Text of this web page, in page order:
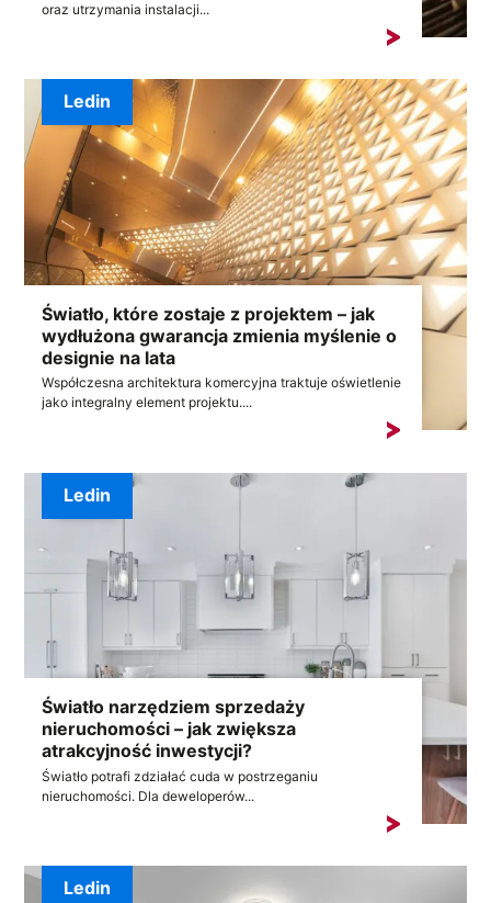
oraz utrzymania instalacji...
Światło, które zostaje z projektem – jak
wydłużona gwarancja zmienia myślenie o
designie na lata
Współczesna architektura komercyjna traktuje oświetlenie
jako integralny element projektu....
Ledin
Światło narzędziem sprzedaży
nieruchomości – jak zwiększa
atrakcyjność inwestycji?
Światło potrafi zdziałać cuda w postrzeganiu
nieruchomości. Dla deweloperów...
Ledin
Ledin